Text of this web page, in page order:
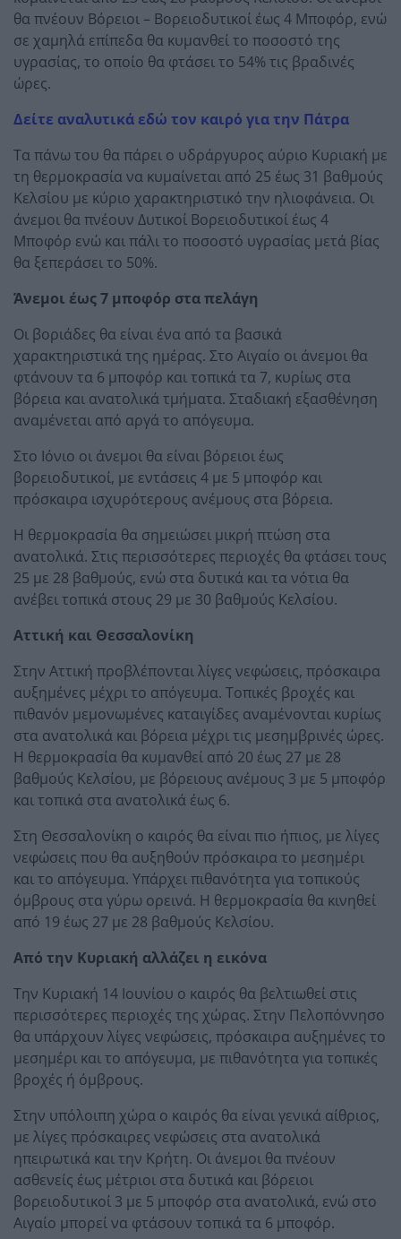
θα πνέουν Βόρειοι – Βορειοδυτικοί έως 4 Μποφόρ, ενώ
σε χαμηλά επίπεδα θα κυμανθεί το ποσοστό της
υγρασίας, το οποίο θα φτάσει το 54% τις βραδινές
ώρες.
Δείτε αναλυτικά εδώ τον καιρό για την Πάτρα
Τα πάνω του θα πάρει ο υδράργυρος αύριο Κυριακή με
τη θερμοκρασία να κυμαίνεται από 25 έως 31 βαθμούς
Κελσίου με κύριο χαρακτηριστικό την ηλιοφάνεια. Οι
άνεμοι θα πνέουν Δυτικοί Βορειοδυτικοί έως 4
Μποφόρ ενώ και πάλι το ποσοστό υγρασίας μετά βίας
θα ξεπεράσει το 50%.
Άνεμοι έως 7 μποφόρ στα πελάγη
Οι βοριάδες θα είναι ένα από τα βασικά
χαρακτηριστικά της ημέρας. Στο Αιγαίο οι άνεμοι θα
φτάνουν τα 6 μποφόρ και τοπικά τα 7, κυρίως στα
βόρεια και ανατολικά τμήματα. Σταδιακή εξασθένηση
αναμένεται από αργά το απόγευμα.
Στο Ιόνιο οι άνεμοι θα είναι βόρειοι έως
βορειοδυτικοί, με εντάσεις 4 με 5 μποφόρ και
πρόσκαιρα ισχυρότερους ανέμους στα βόρεια.
Η θερμοκρασία θα σημειώσει μικρή πτώση στα
ανατολικά. Στις περισσότερες περιοχές θα φτάσει τους
25 με 28 βαθμούς, ενώ στα δυτικά και τα νότια θα
ανέβει τοπικά στους 29 με 30 βαθμούς Κελσίου.
Αττική και Θεσσαλονίκη
Στην Αττική προβλέπονται λίγες νεφώσεις, πρόσκαιρα
αυξημένες μέχρι το απόγευμα. Τοπικές βροχές και
πιθανόν μεμονωμένες καταιγίδες αναμένονται κυρίως
στα ανατολικά και βόρεια μέχρι τις μεσημβρινές ώρες.
Η θερμοκρασία θα κυμανθεί από 20 έως 27 με 28
βαθμούς Κελσίου, με βόρειους ανέμους 3 με 5 μποφόρ
και τοπικά στα ανατολικά έως 6.
Στη Θεσσαλονίκη ο καιρός θα είναι πιο ήπιος, με λίγες
νεφώσεις που θα αυξηθούν πρόσκαιρα το μεσημέρι
και το απόγευμα. Υπάρχει πιθανότητα για τοπικούς
όμβρους στα γύρω ορεινά. Η θερμοκρασία θα κινηθεί
από 19 έως 27 με 28 βαθμούς Κελσίου.
Από την Κυριακή αλλάζει η εικόνα
Την Κυριακή 14 Ιουνίου ο καιρός θα βελτιωθεί στις
περισσότερες περιοχές της χώρας. Στην Πελοπόννησο
θα υπάρχουν λίγες νεφώσεις, πρόσκαιρα αυξημένες το
μεσημέρι και το απόγευμα, με πιθανότητα για τοπικές
βροχές ή όμβρους.
Στην υπόλοιπη χώρα ο καιρός θα είναι γενικά αίθριος,
με λίγες πρόσκαιρες νεφώσεις στα ανατολικά
ηπειρωτικά και την Κρήτη. Οι άνεμοι θα πνέουν
ασθενείς έως μέτριοι στα δυτικά και βόρειοι
βορειοδυτικοί 3 με 5 μποφόρ στα ανατολικά, ενώ στο
Αιγαίο μπορεί να φτάσουν τοπικά τα 6 μποφόρ.